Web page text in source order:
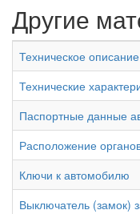
Другие
Техническое описание
Технические
Паспортные данные
Расположение
Ключи к автомобилю
Выключатель (замок)